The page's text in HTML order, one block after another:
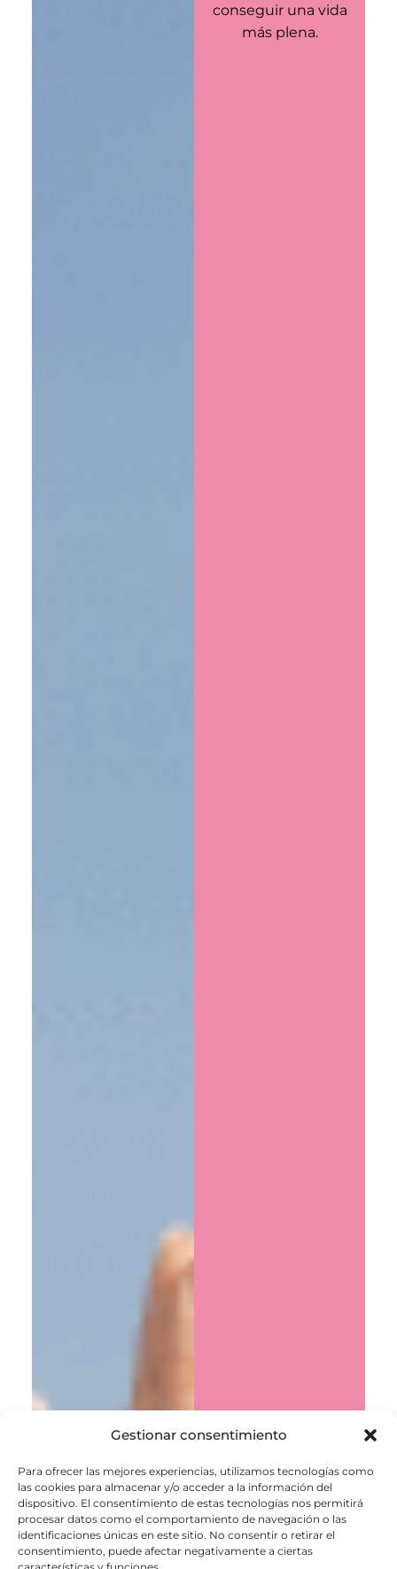
Gestionar consentimiento
Para ofrecer las mejores experiencias, utilizamos tecnologías como
las cookies para almacenar y/o acceder a la información del
dispositivo. El consentimiento de estas tecnologías nos permitirá
procesar datos como el comportamiento de navegación o las
identificaciones únicas en este sitio. No consentir o retirar el
consentimiento, puede afectar negativamente a ciertas
conseguir una vida
más plena.